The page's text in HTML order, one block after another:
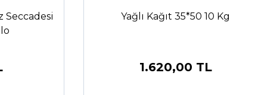
Seccadesi
Yağlı Kağıt 35*50 10 Kg
1.620,00 TL